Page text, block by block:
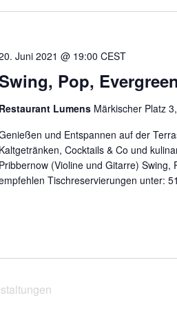
wählen.
Pop,
Juni 2021 @ 19:00 CEST
Restaurant Lumens Märkischer Platz
und Entspannen auf der
Kaltgetränken, Cocktails & Co und
Pribbernow (Violine und Gitarre)
Tischreservierungen unter: